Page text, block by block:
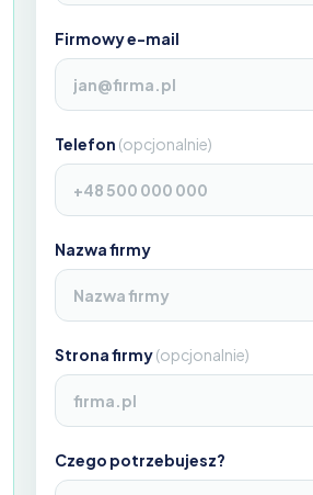
Firmowy e-mail
Telefon (opcjonalnie)
Nazwa firmy
Strona firmy(opcjonalnie)
Czego potrzebujesz?